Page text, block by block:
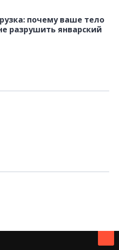
почему ваше тело
разрушить январский